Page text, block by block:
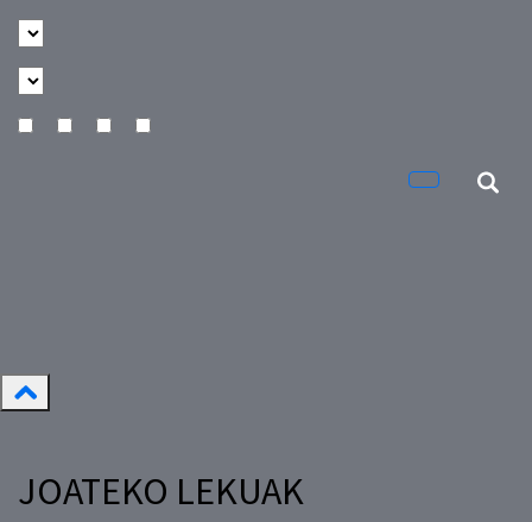
JOATEKO LEKUAK